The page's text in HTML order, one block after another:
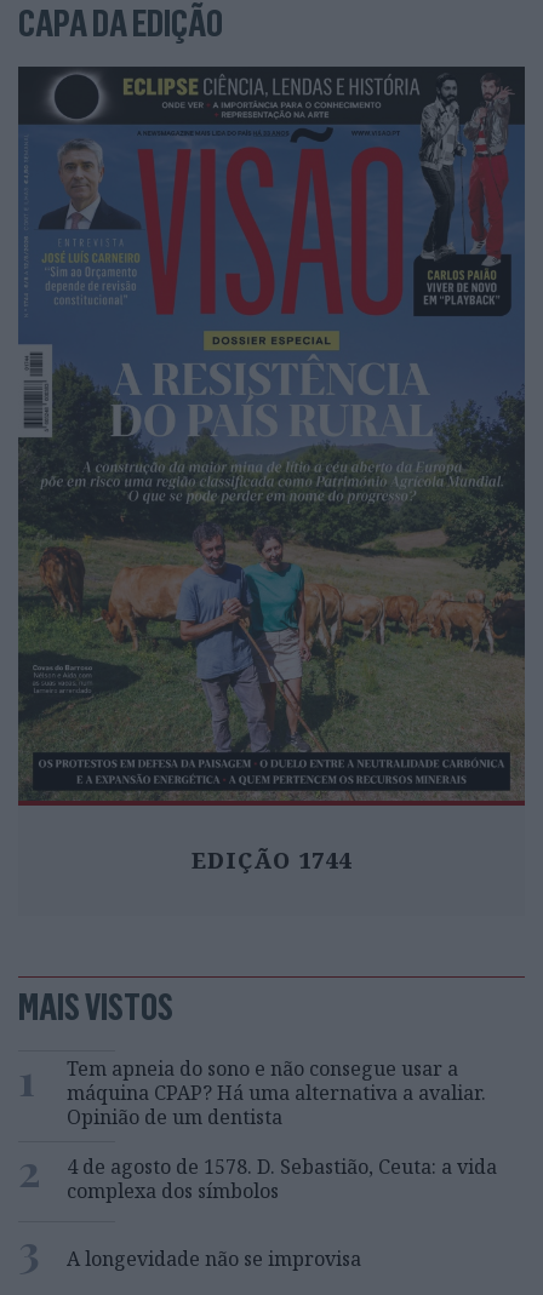
CAPA DA EDIÇÃO
EDIÇÃO 1744
MAIS VISTOS
1
Tem apneia do sono e não consegue usar a
máquina CPAP? Há uma alternativa a avaliar.
Opinião de um dentista
2
4 de agosto de 1578. D. Sebastião, Ceuta: a vida
complexa dos símbolos
3 A longevidade não se improvisa